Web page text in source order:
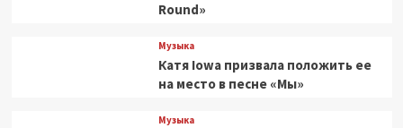
Round»
Музыка
Катя Iowa призвала положить ее
на место в песне «Мы»
Музыка